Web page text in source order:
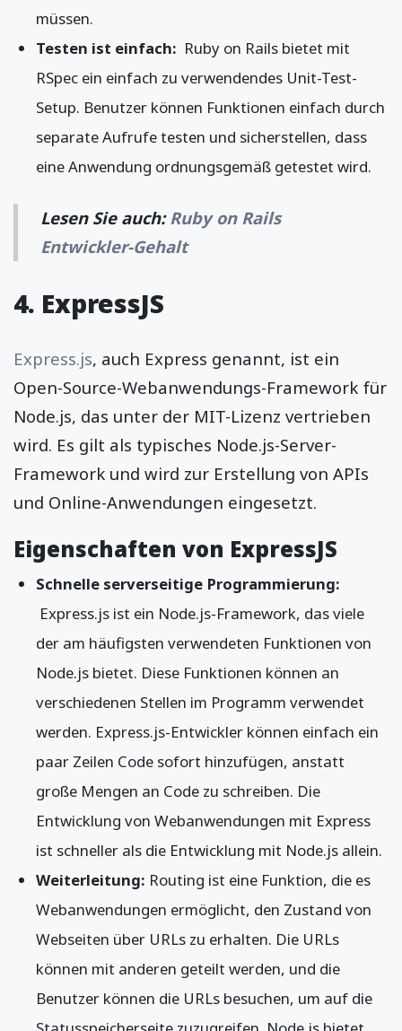
müssen.
Testen ist einfach: Ruby on Rails bietet mit
RSpec ein einfach zu verwendendes Unit-Test-
Setup. Benutzer können Funktionen einfach durch
separate Aufrufe testen und sicherstellen, dass
eine Anwendung ordnungsgemäß getestet wird.
Lesen Sie auch: Ruby on Rails
Entwickler-Gehalt
4. ExpressJS
Express.js, auch Express genannt, ist ein
Open-Source-Webanwendungs-Framework für
Node.js, das unter der MIT-Lizenz vertrieben
wird. Es gilt als typisches Node.js-Server-
Framework und wird zur Erstellung von APIs
und Online-Anwendungen eingesetzt.
Eigenschaften von ExpressJS
Schnelle serverseitige Programmierung:
Express.js ist ein Node.js-Framework, das viele
der am häufigsten verwendeten Funktionen von
Node.js bietet. Diese Funktionen können an
verschiedenen Stellen im Programm verwendet
werden. Express.js-Entwickler können einfach ein
paar Zeilen Code sofort hinzufügen, anstatt
große Mengen an Code zu schreiben. Die
Entwicklung von Webanwendungen mit Express
ist schneller als die Entwicklung mit Node.js allein.
Weiterleitung: Routing ist eine Funktion, die es
Webanwendungen ermöglicht, den Zustand von
Webseiten über URLs zu erhalten. Die URLs
können mit anderen geteilt werden, und die
Benutzer können die URLs besuchen, um auf die